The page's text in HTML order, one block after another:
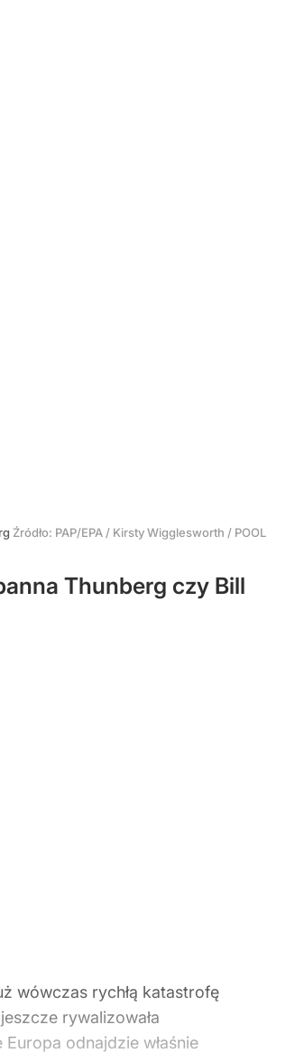
Źródło: PAP/EPA / Kirsty Wigglesworth / POOL
Thunberg czy Bill
wówczas rychłą katastrofę
rywalizowała
odnajdzie właśnie